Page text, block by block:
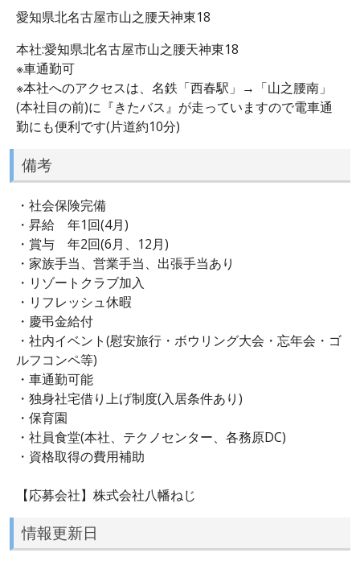
愛知県北名古屋市山之腰天神東18
本社:愛知県北名古屋市山之腰天神東18
※車通勤可
※本社へのアクセスは、名鉄「西春駅」→「山之腰南」
(本社目の前)に『きたバス』が走っていますので電車通
勤にも便利です(片道約10分)
備考
・社会保険完備
・昇給 年1回(4月)
・賞与 年2回(6月、12月)
・家族手当、営業手当、出張手当あり
・リゾートクラブ加入
・リフレッシュ休暇
・慶弔金給付
・社内イベント(慰安旅行・ボウリング大会・忘年会・ゴ
ルフコンペ等)
・車通勤可能
・独身社宅借り上げ制度(入居条件あり)
・保育園
・社員食堂(本社、テクノセンター、各務原DC)
・資格取得の費用補助
【応募会社】株式会社八幡ねじ
情報更新日